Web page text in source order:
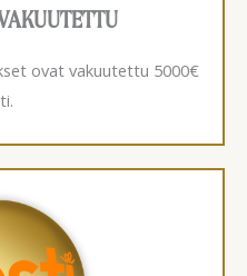
ovat vakuutettu 5000€